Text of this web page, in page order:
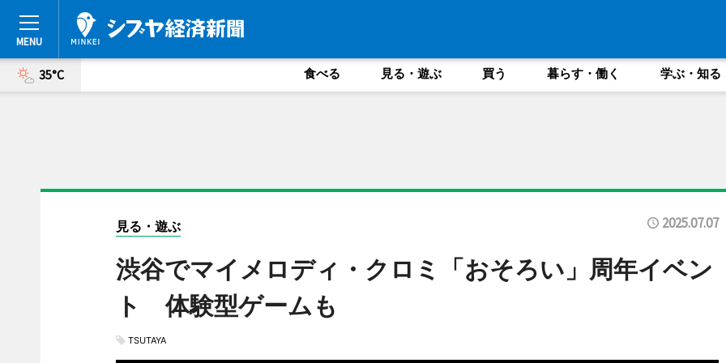
35°C 食べる 見る・遊ぶ 買う 暮らす・働く 学ぶ・知る
見る・遊ぶ 2025.07.07
渋谷でマイメロディ・クロミ「おそろい」周年イベン
ト 体験型ゲームも
TSUTAYA